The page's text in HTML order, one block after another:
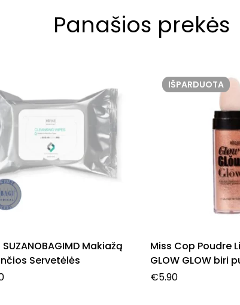
Panašios prekės
Makiažą
Servetėlės
IŠPARDUOTA
Miss Cop Poudre
GLOW GLOW biri
€5.90